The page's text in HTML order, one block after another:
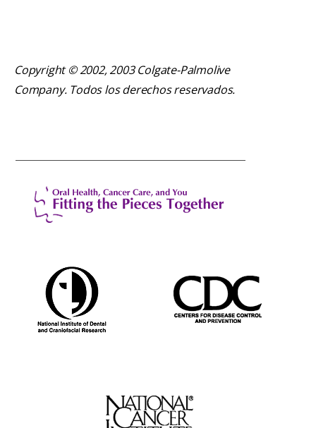
Copyright © 2002, 2003 Colgate-Palmolive
Company. Todos los derechos reservados.